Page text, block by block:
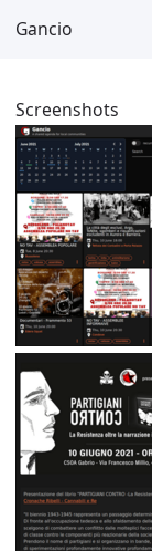
Gancio
Screenshots